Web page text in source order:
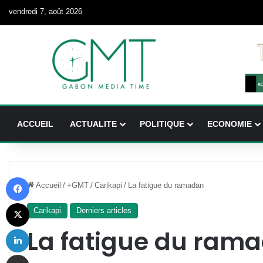
vendredi 7, août 2026
ACCUEIL ACTUALITE POLITIQUE ECONOMIE
Accueil / +GMT / Carikapi / La fatigue du ramadan
Carikapi Derniers articles
La fatigue du
X